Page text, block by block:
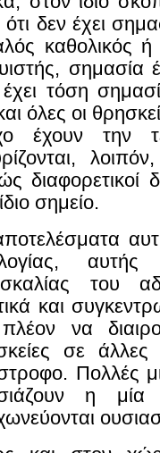
ότι δεν έχει
καθολικός
σημασία
τόση
όλες οι
έχουν την
σημείο.
του
και
να
σε
Πολλές
η